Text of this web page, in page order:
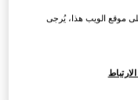
موقع الويب هذا، يُرجى